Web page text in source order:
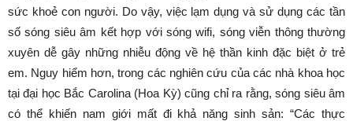
sức khoẻ con người. Do vậy, việc lạm dụng và sử dụng các tần
số sóng siêu âm kết hợp với sóng wifi, sóng viễn thông thường
xuyên dễ gây những nhiễu động về hệ thần kinh đặc biệt ở trẻ
em. Nguy hiểm hơn, trong các nghiên cứu của các nhà khoa học
tại đại học Bắc Carolina (Hoa Kỳ) cũng chỉ ra rằng, sóng siêu âm
có thể khiến nam giới mất đi khả năng sinh sản: “Các thực